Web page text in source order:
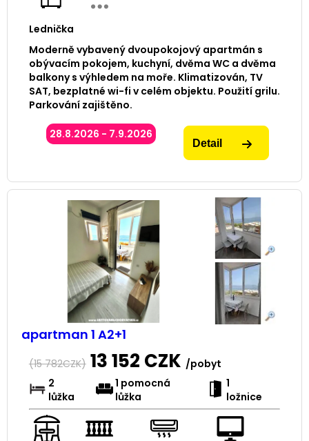
Lednička
Moderně vybavený dvoupokojový apartmán s
obývacím pokojem, kuchyní, dvěma WC a dvěma
balkony s výhledem na moře. Klimatizován, TV
SAT, bezplatné wi-fi v celém objektu. Použití grilu.
Parkování zajištěno.
28.8.2026 - 7.9.2026
Detail
apartman 1 A2+1
(15 782CZK) 13 152 CZK /pobyt
2
lůžka
1 pomocná
lůžka
1
ložnice